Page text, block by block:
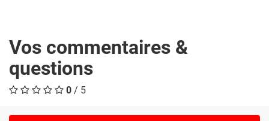
Vos commentaires &
questions
0 / 5